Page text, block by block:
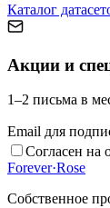
Каталог
Акции и
1–2 письма в
Email для
Согласен на
Forever·Rose
Собственное